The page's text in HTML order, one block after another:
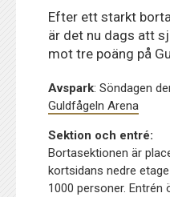
Efter ett starkt
är det nu dags att
mot tre poäng på
Avspark: Söndagen
Guldfågeln Arena
Sektion och entré:
Bortasektionen är
kortsidans nedre
1000 personer.